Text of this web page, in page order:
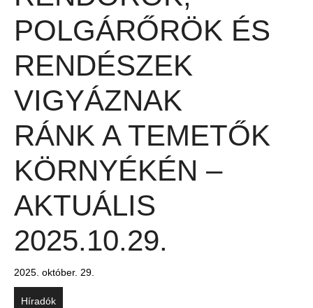
POLGÁRŐRÖK ÉS
RENDÉSZEK
VIGYÁZNAK
RÁNK A TEMETŐK
KÖRNYÉKÉN –
AKTUÁLIS
2025.10.29.
2025. október. 29.
Híradók